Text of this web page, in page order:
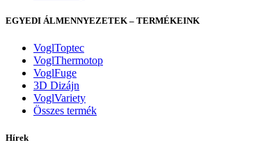
EGYEDI ÁLMENNYEZETEK – TERMÉKEINK
VoglToptec
VoglThermotop
VoglFuge
3D Dizájn
VoglVariety
Összes termék
Hírek